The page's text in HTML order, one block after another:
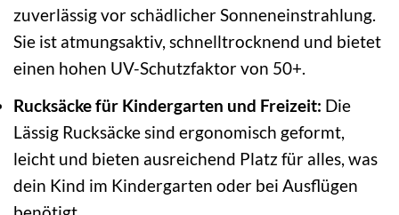
zuverlässig vor schädlicher Sonneneinstrahlung.
Sie ist atmungsaktiv, schnelltrocknend und bietet
einen hohen UV-Schutzfaktor von 50+.
Rucksäcke für Kindergarten und Freizeit: Die
Lässig Rucksäcke sind ergonomisch geformt,
leicht und bieten ausreichend Platz für alles, was
dein Kind im Kindergarten oder bei Ausflügen